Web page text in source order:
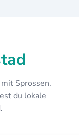
Sprossen.
du lokale